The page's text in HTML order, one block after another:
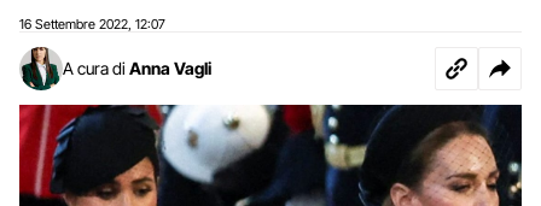
16 Settembre 2022 12:07
A cura di Anna Vagli